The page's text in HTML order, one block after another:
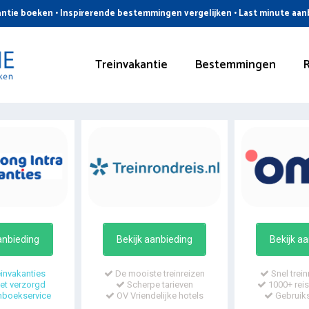
boeken • Inspirerende bestemmingen vergelijken • Last minute
Treinvakantie Bestemmingen
verzorgd
Bekijk aanbieding
De mooiste treinreizen
Scherpe tarieven
OV Vriendelijke hotels
Bekijk
Snel
1000+